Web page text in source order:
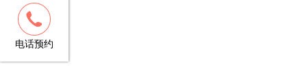
电话预约
客服
13148781706